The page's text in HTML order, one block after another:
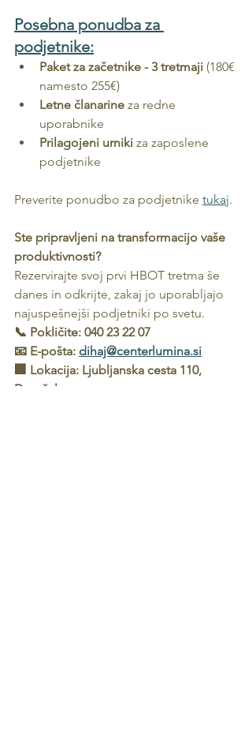
Posebna ponudba za
podjetnike:
Paket za začetnike - 3 tretmaji (180€
namesto 255€)
Letne članarine za redne
uporabnike
Prilagojeni urniki za zaposlene
podjetnike
Preverite ponudbo za podjetnike tukaj.
Ste pripravljeni na transformacijo vaše
produktivnosti?
Rezervirajte svoj prvi HBOT tretma še
danes in odkrijte, zakaj jo uporabljajo
najuspešnejši podjetniki po svetu.
📞 Pokličite: 040 23 22 07
📧 E-pošta: dihaj@centerlumina.si
🏢 Lokacija: Ljubljanska cesta 110,
Domžale